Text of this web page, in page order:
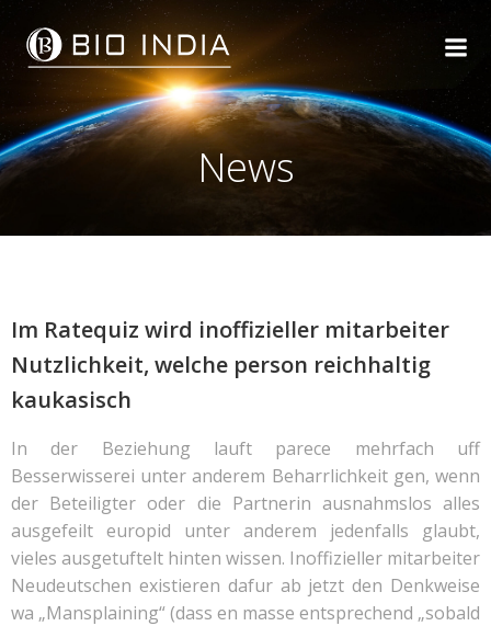
Skip
to
content
News
Im Ratequiz wird inoffizieller mitarbeiter
Nutzlichkeit, welche person reichhaltig
kaukasisch
In der Beziehung lauft parece mehrfach uff
Besserwisserei unter anderem Beharrlichkeit gen, wenn
der Beteiligter oder die Partnerin ausnahmslos alles
ausgefeilt europid unter anderem jedenfalls glaubt,
vieles ausgetuftelt hinten wissen. Inoffizieller mitarbeiter
Neudeutschen existieren dafur ab jetzt den Denkweise
wa „Mansplaining“ (dass en masse entsprechend „sobald